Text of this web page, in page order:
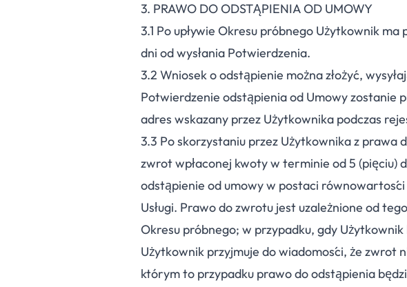
3. PRAWO DO ODSTĄPIENIA OD UMOWY
3.1 Po upływie Okresu próbnego Użytkownik
dni od wysłania Potwierdzenia.
3.2 Wniosek o odstąpienie można złożyć,
Potwierdzenie odstąpienia od Umowy zostanie
adres wskazany przez Użytkownika podczas
3.3 Po skorzystaniu przez Użytkownika z
zwrot wpłaconej kwoty w terminie od 5 (pięciu)
odstąpienie od umowy w postaci
Usługi. Prawo do zwrotu jest uzależnione od
Okresu próbnego; w przypadku, gdy Użytkownik
Użytkownik przyjmuje do wiadomości, że zwrot
którym to przypadku prawo do odstąpienia